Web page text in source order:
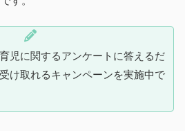
児に関するアンケートに答えるだ
け取れるキャンペーンを実施中で